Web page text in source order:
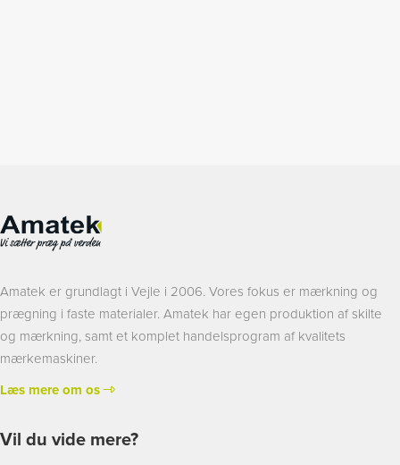
Amatek er grundlagt i Vejle i 2006. Vores fokus er mærkning og
prægning i faste materialer. Amatek har egen produktion af skilte
og mærkning, samt et komplet handelsprogram af kvalitets
mærkemaskiner.
Læs mere om os
Vil du vide mere?